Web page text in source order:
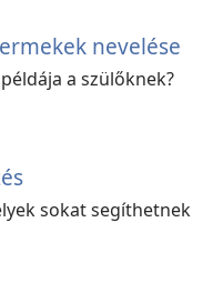
nevelése
a szülőknek?
sokat segíthetnek